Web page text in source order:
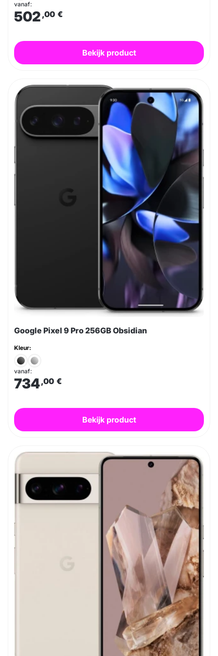
vanaf:
502 ,00 €
Bekijk product
Google Pixel 9 Pro 256GB Obsidian
Kleur:
vanaf:
734,00 €
Bekijk product